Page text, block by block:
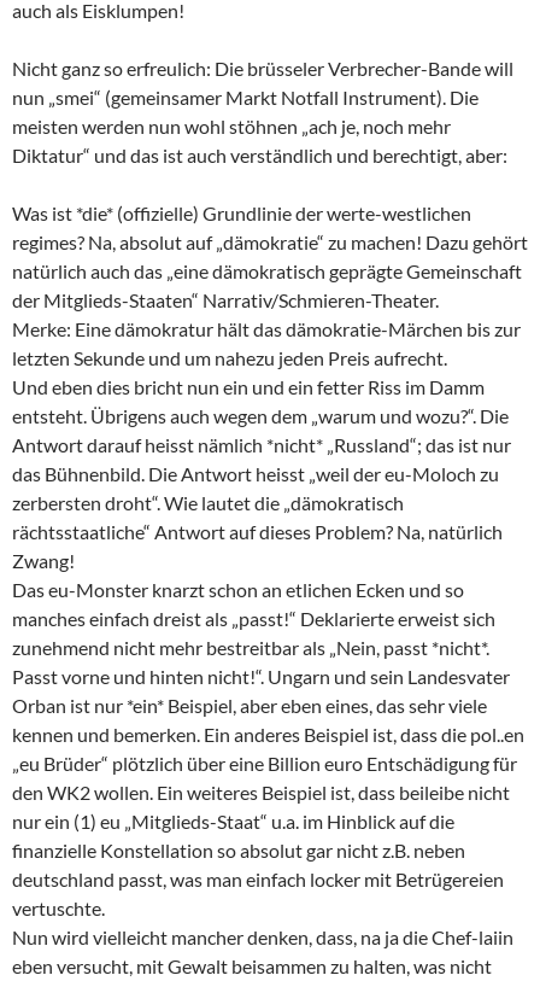
auch als Eisklumpen!
Nicht ganz so erfreulich: Die brüsseler Verbrecher-Bande will
nun „smei“ (gemeinsamer Markt Notfall Instrument). Die
meisten werden nun wohl stöhnen „ach je, noch mehr
Diktatur“ und das ist auch verständlich und berechtigt, aber:
Was ist *die* (offizielle) Grundlinie der werte-westlichen
regimes? Na, absolut auf „dämokratie“ zu machen! Dazu gehört
natürlich auch das „eine dämokratisch geprägte Gemeinschaft
der Mitglieds-Staaten“ Narrativ/Schmieren-Theater.
Merke: Eine dämokratur hält das dämokratie-Märchen bis zur
letzten Sekunde und um nahezu jeden Preis aufrecht.
Und eben dies bricht nun ein und ein fetter Riss im Damm
entsteht. Übrigens auch wegen dem „warum und wozu?“. Die
Antwort darauf heisst nämlich *nicht* „Russland“; das ist nur
das Bühnenbild. Die Antwort heisst „weil der eu-Moloch zu
zerbersten droht“. Wie lautet die „dämokratisch
rächtsstaatliche“ Antwort auf dieses Problem? Na, natürlich
Zwang!
Das eu-Monster knarzt schon an etlichen Ecken und so
manches einfach dreist als „passt!“ Deklarierte erweist sich
zunehmend nicht mehr bestreitbar als „Nein, passt *nicht*.
Passt vorne und hinten nicht!“. Ungarn und sein Landesvater
Orban ist nur *ein* Beispiel, aber eben eines, das sehr viele
kennen und bemerken. Ein anderes Beispiel ist, dass die pol..en
„eu Brüder“ plötzlich über eine Billion euro Entschädigung für
den WK2 wollen. Ein weiteres Beispiel ist, dass beileibe nicht
nur ein (1) eu „Mitglieds-Staat“ u.a. im Hinblick auf die
finanzielle Konstellation so absolut gar nicht z.B. neben
deutschland passt, was man einfach locker mit Betrügereien
vertuschte.
Nun wird vielleicht mancher denken, dass, na ja die Chef-laiin
eben versucht, mit Gewalt beisammen zu halten, was nicht